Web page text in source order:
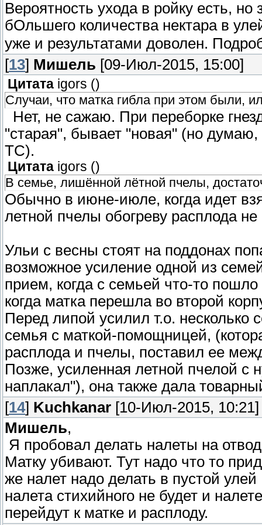
Вероятность ухода в ройку есть,
бОльшего количества нектара в
уже и результатами доволен.
[13] Мишель [09-Июл-2015, 15:00]
Цитата igors ()
Случаи, что матка гибла при этом были,
Нет, не сажаю. При переборке
"старая", бывает "новая" (но думаю,
ТС).
Цитата igors ()
В семье, лишённой лётной пчелы,
Обычно в июне-июле, когда идет
летной пчелы обогреву расплода
Ульи с весны стоят на поддонах
возможное усиление одной из
прием, когда с семьей что-то
когда матка перешла во второй
Перед липой усилил т.о.
семья с маткой-помощницей,
расплода и пчелы, поставил ее
Позже, усиленная летной пчелой с
наплакал"), она также дала
[14] Kuchkanar [10-Июл-2015, 10:21]
Мишель,
Я пробовал делать налеты на
Матку убивают. Тут надо что то
же налет надо делать в пустой
налета стихийного не будет и
перейдут к матке и расплоду.